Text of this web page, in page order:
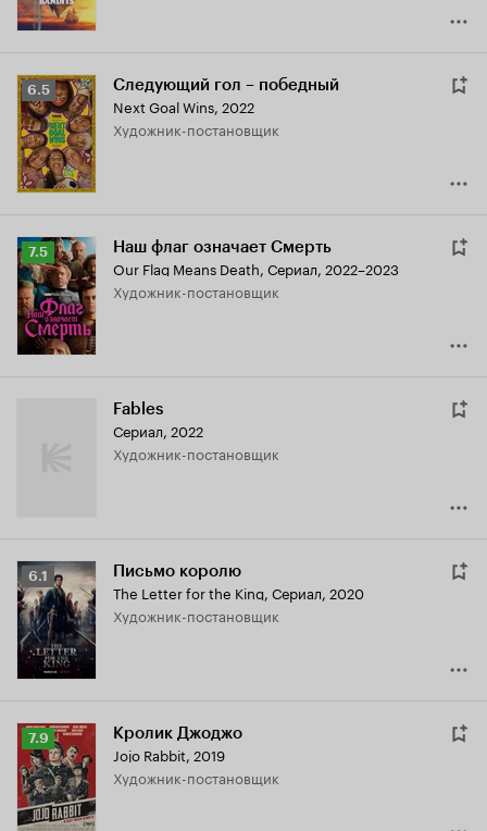
Рейтинг
Кинопоиска
6.5
6.5 Следующий гол – победный
Next Goal Wins, 2022
Художник-постановщик
Рейтинг
Кинопоиска
7.5
7.5 Наш флаг означает Смерть
Our Flag Means Death, Сериал, 2022–2023
Художник-постановщик
Fables
Сериал, 2022
Художник-постановщик
Рейтинг
Кинопоиска
6.1
6.1 Письмо королю
The Letter for the King, Сериал, 2020
Художник-постановщик
Рейтинг
Кинопоиска
7.9
7.9 Кролик Джоджо
Jojo Rabbit, 2019
Художник-постановщик